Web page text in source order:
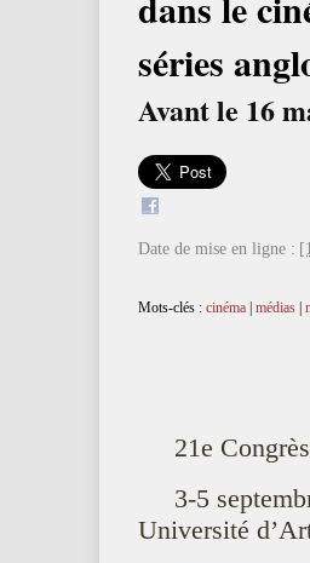
séries
Avant le 16
Date de mise en ligne :
Mots-clés : cinéma| médias|
21e
3-5
Université